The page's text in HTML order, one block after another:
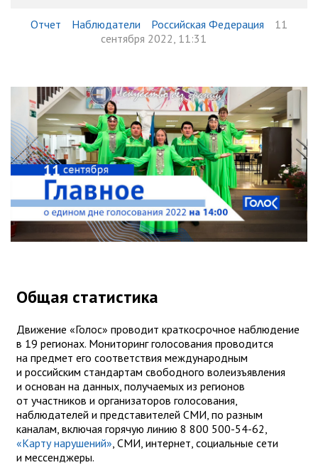
Отчет Наблюдатели Российская Федерация
11
сентября 2022, 11:31
Общая статистика
Движение «Голос» проводит краткосрочное наблюдение
в 19 регионах. Мониторинг голосования проводится
на предмет его соответствия международным
и российским стандартам свободного волеизъявления
и основан на данных, получаемых из регионов
от участников и организаторов голосования,
наблюдателей и представителей СМИ, по разным
каналам, включая горячую линию 8 800 500-54-62,
«Карту нарушений» , СМИ, интернет, социальные сети
и мессенджеры.